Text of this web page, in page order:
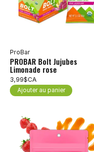
ProBar
PROBAR Bolt Jujubes
Limonade rose
3,99$CA
Ajouter au panier